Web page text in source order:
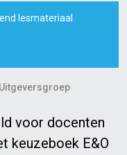
lesmateriaal
voor docenten
keuzeboek E&O